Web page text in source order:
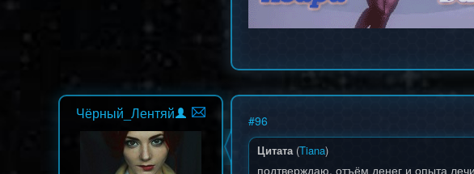
Чёрный_Лентяй #96
Цитата(Tiana)
подтверждаю, отъём денег и опыта